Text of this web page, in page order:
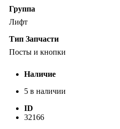
Группа
Лифт
Тип Запчасти
Посты и кнопки
Наличие
5 в наличии
ID
32166